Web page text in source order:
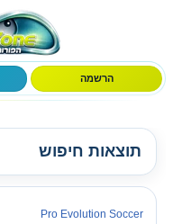
הרשמה
תוצאות חיפוש
Pro Evolution Soccer